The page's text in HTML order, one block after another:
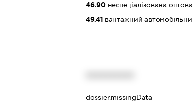
46.90неспеціалізована
49.41вантажний
dossier.missingData